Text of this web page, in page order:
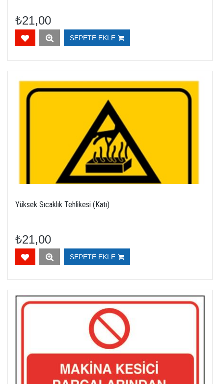
₺21,00
SEPETE EKLE
Yüksek Sıcaklık Tehlikesi (Katı)
₺21,00
SEPETE EKLE